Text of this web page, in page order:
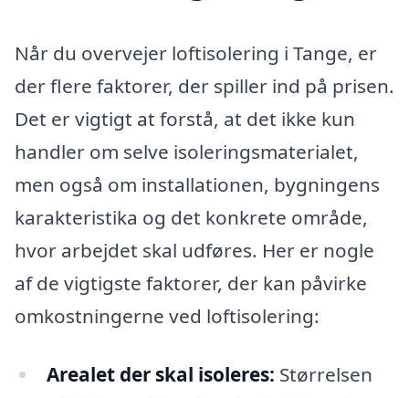
Når du overvejer loftisolering i Tange, er
der flere faktorer, der spiller ind på prisen.
Det er vigtigt at forstå, at det ikke kun
handler om selve isoleringsmaterialet,
men også om installationen, bygningens
karakteristika og det konkrete område,
hvor arbejdet skal udføres. Her er nogle
af de vigtigste faktorer, der kan påvirke
omkostningerne ved loftisolering:
Arealet der skal isoleres: Størrelsen